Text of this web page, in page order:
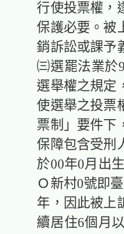
行使投票權，
保護必要。被
銷訴訟或課予
㈢選罷法業於
選舉權之規定
使選舉之投票
票制」要件下
保障包含受刑
於00年0月出
Ｏ新村0號即
年，因此被上
續居住6個月